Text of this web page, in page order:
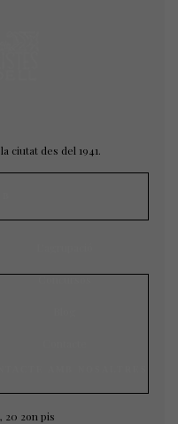
ciutat des del 1941.
Concursos
20 2on pis